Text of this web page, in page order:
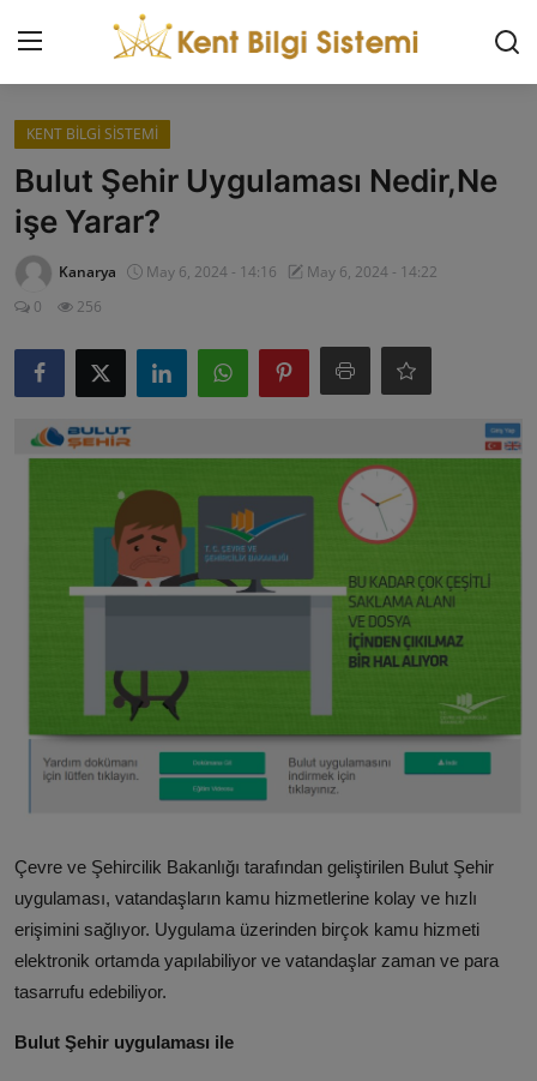
Giriş Yap
KENT BİLGİ SİSTEMİ
İLETİŞİM
HAKKIMIZDA
REKLAM
AKILLI ŞEHİRLER
KENTSEL DÖNÜŞÜM
ŞİRKETLER
KENT BİLGİ SİSTEMİ
Bulut Şehir Uygulaması Nedir,Ne
işe Yarar?
Kanarya May 6, 2024 - 14:16
May 6, 2024 - 14:22
0
256
Çevre ve Şehircilik Bakanlığı tarafından geliştirilen Bulut Şehir
uygulaması, vatandaşların kamu hizmetlerine kolay ve hızlı
erişimini sağlıyor. Uygulama üzerinden birçok kamu hizmeti
elektronik ortamda yapılabiliyor ve vatandaşlar zaman ve para
tasarrufu edebiliyor.
Bulut Şehir uygulaması ile